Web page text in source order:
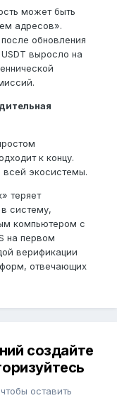
может быть
адресов».
обновления
выросло на
к концу.
всей экосистемы.
теряет
систему,
компьютером с
на первом
верификации
отвечающих
создайте
оставить